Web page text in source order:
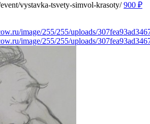
vystavka-tsvety-simvol-krasoty/ 900 ₽
image/255/255/uploads/
image/255/255/uploads/